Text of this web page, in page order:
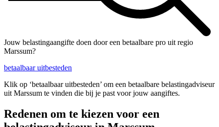
Jouw belastingaangifte doen door een betaalbare pro uit regio
Marssum?
betaalbaar uitbesteden
Klik op ‘betaalbaar uitbesteden’ om een betaalbare belastingadviseur
uit Marssum te vinden die bij je past voor jouw aangiftes.
Redenen om te kiezen voor een